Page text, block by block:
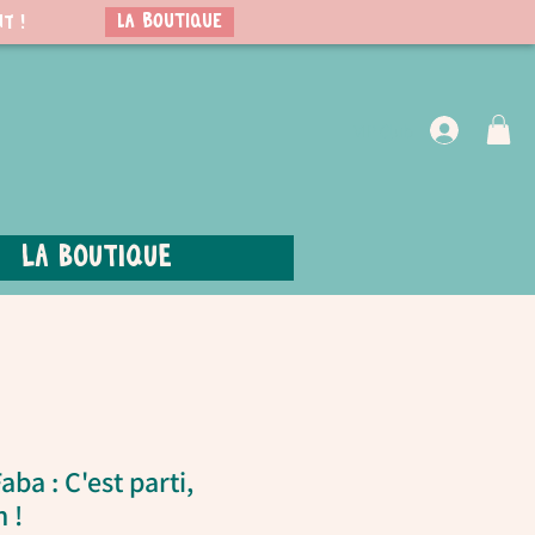
! LA BOUTIQUE
La boutique
: C'est parti,
!